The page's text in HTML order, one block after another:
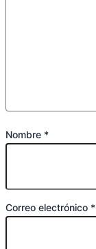
Nombre *
Correo electrónico *